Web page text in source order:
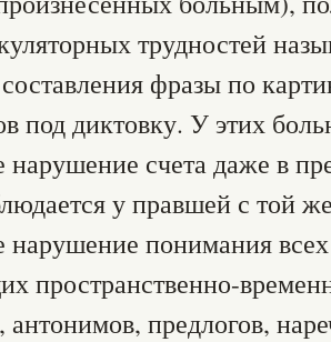
трудностей
фразы по
под диктовку. У этих
счета даже в
у правшей с той
нарушение понимания всех
пространственно-
антонимов, предлогов,